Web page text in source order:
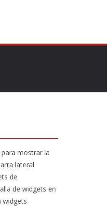
mostrar la
lateral
de
de widgets en
widgets